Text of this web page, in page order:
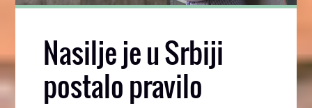
Nasilje je u Srbiji
postalo pravilo